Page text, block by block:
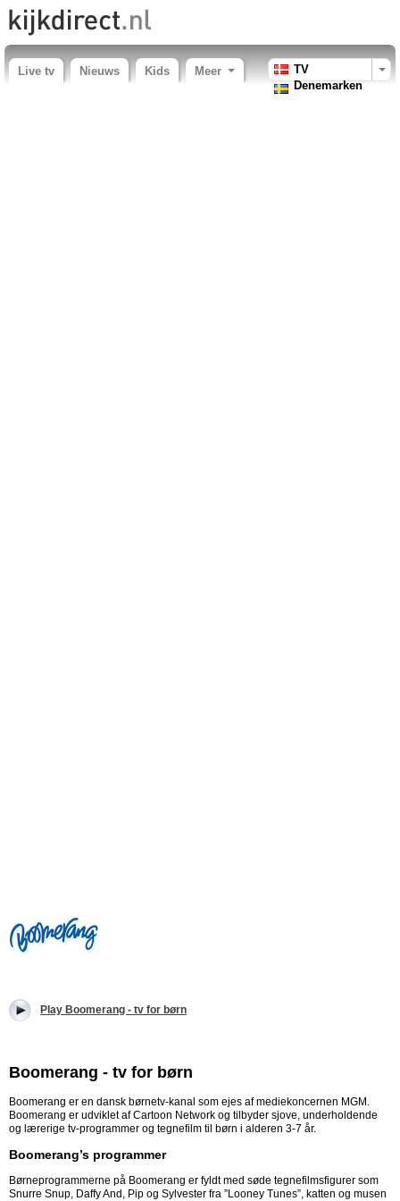
Live tv Nieuws Kids Meer
TV
Denemarken
Play Boomerang - tv for børn
Boomerang - tv for børn
Boomerang er en dansk børnetv-kanal som ejes af mediekoncernen MGM.
Boomerang er udviklet af Cartoon Network og tilbyder sjove, underholdende
og lærerige tv-programmer og tegnefilm til børn i alderen 3-7 år.
Boomerang’s programmer
Børneprogrammerne på Boomerang er fyldt med søde tegnefilmsfigurer som
Snurre Snup, Daffy And, Pip og Sylvester fra ”Looney Tunes”, katten og musen